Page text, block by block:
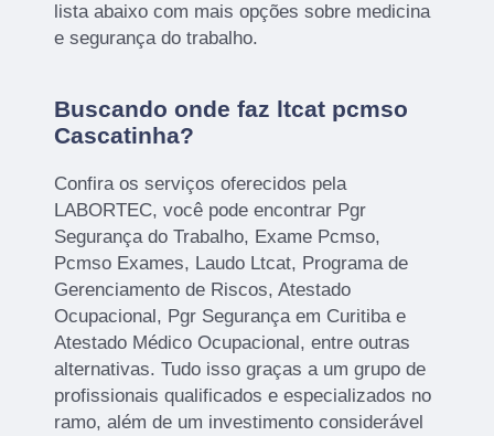
lista abaixo com mais opções sobre medicina
e segurança do trabalho.
Buscando onde faz ltcat pcmso
Cascatinha?
Confira os serviços oferecidos pela
LABORTEC, você pode encontrar Pgr
Segurança do Trabalho, Exame Pcmso,
Pcmso Exames, Laudo Ltcat, Programa de
Gerenciamento de Riscos, Atestado
Ocupacional, Pgr Segurança em Curitiba e
Atestado Médico Ocupacional, entre outras
alternativas. Tudo isso graças a um grupo de
profissionais qualificados e especializados no
ramo, além de um investimento considerável